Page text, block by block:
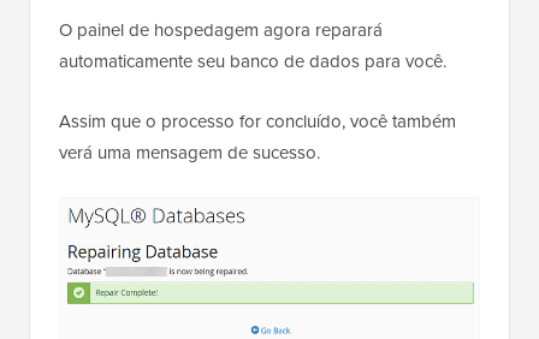
O painel de hospedagem agora reparará
automaticamente seu banco de dados para você.
Assim que o processo for concluído, você também
verá uma mensagem de sucesso.